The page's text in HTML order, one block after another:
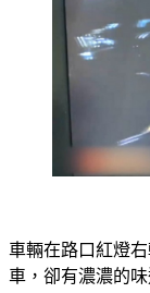
車輛在路口紅燈
車，卻有濃濃的